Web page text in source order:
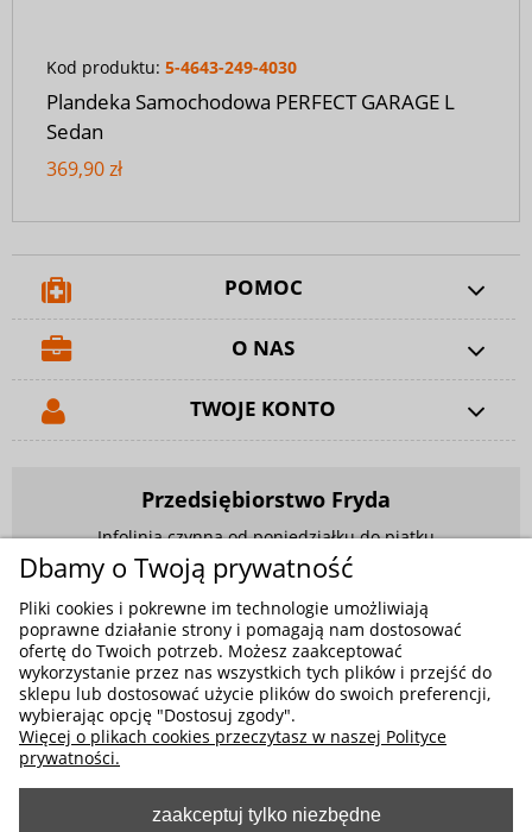
Kod produktu: 5-4643-249-4030
Plandeka Samochodowa PERFECT GARAGE L
Sedan
369,90 zł
POMOC
O NAS
TWOJE KONTO
Przedsiębiorstwo Fryda
Infolinia czynna od poniedziałku do piątku
w godzinach 9.00 - 17.00
881 703 704
E-mail:sklep@fryda.com.pl
Sklepy stacjonarne:
ul. Składowa 26, 34-400 Nowy Targ
ul. Żywiecka 91, 43-300 Bielsko-Biała
Dbamy o Twoją prywatność
Pliki cookies i pokrewne im technologie umożliwiają
poprawne działanie strony i pomagają nam dostosować
ofertę do Twoich potrzeb. Możesz zaakceptować
wykorzystanie przez nas wszystkich tych plików i przejść do
sklepu lub dostosować użycie plików do swoich preferencji,
wybierając opcję "Dostosuj zgody".
Więcej o plikach cookies przeczytasz w naszej Polityce
prywatności.
zaakceptuj tylko niezbędne